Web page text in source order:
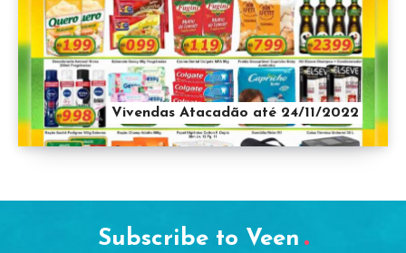
Vivendas Atacadão até 24/11/2022
Subscribe to Veen